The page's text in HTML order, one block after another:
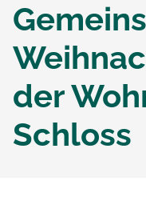
der
Schloss